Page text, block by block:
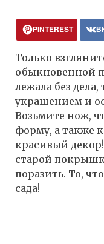
PINTEREST
Только
обыкновенной
лежала без
украшением и
Возьмите нож,
форму, а также
красивый
старой
поразить. То,
сада!